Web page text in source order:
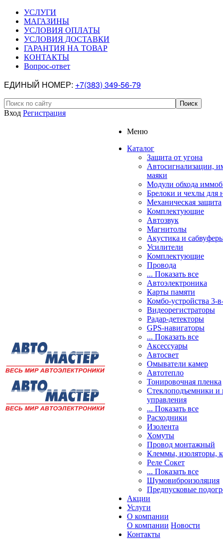
УСЛУГИ
МАГАЗИНЫ
УСЛОВИЯ ОПЛАТЫ
УСЛОВИЯ ДОСТАВКИ
ГАРАНТИЯ НА ТОВАР
КОНТАКТЫ
Вопрос-ответ
ЕДИНЫЙ НОМЕР: +7(383) 349-56-79
Вход Регистрация
Меню
Каталог
Защита от угона
Автосигнализации,
маяки
Модули обхода
Брелоки и чехлы для
Механическая защита
Комплектующие
Автозвук
Магнитолы
Акустика и
Усилители
Комплектующие
Провода
... Показать все
Автоэлектроника
Карты памяти
Комбо-устройства 3-
Видеорегистраторы
Радар-детекторы
GPS-навигаторы
... Показать все
Аксессуары
Автосвет
Омыватели камер
Автотепло
Тонировочная пленка
Стеклоподъемники и
управления
... Показать все
Расходники
Изолента
Хомуты
Провод монтажный
Клеммы, изоляторы,
Реле Сокет
... Показать все
Шумовиброизоляция
Предпусковые
Акции
Услуги
О компании
О компании Новости
Контакты